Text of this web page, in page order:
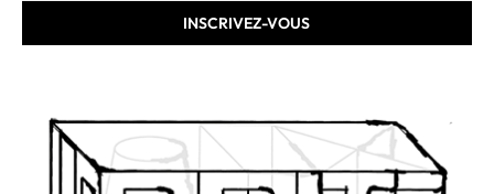
INSCRIVEZ-VOUS